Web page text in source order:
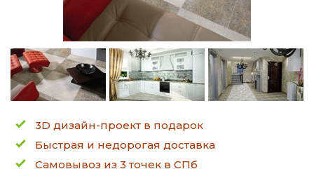
3D дизайн-проект в подарок
Быстрая и недорогая доставка
Самовывоз из 3 точек в СПб